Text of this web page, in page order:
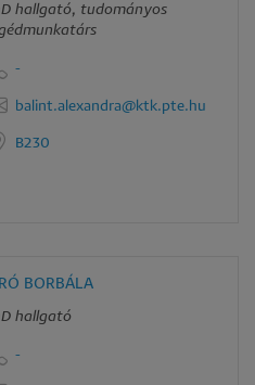
hallgató, tudományos
-
balint.alexandra@ktk.pte.hu
B230
BORBÁLA
hallgató
-